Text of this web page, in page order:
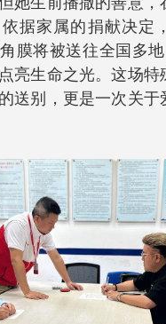
据家属的捐献决定
膜将被送往全国多
亮生命之光。这场特
送别，更是一次关于